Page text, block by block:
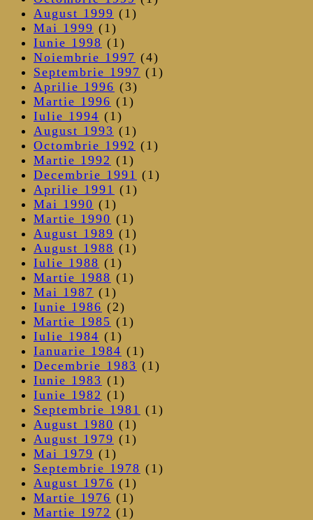
August 1999 (1)
Mai 1999 (1)
Iunie 1998 (1)
Noiembrie 1997 (4)
Septembrie 1997 (1)
Aprilie 1996 (3)
Martie 1996 (1)
Iulie 1994 (1)
August 1993 (1)
Octombrie 1992 (1)
Martie 1992 (1)
Decembrie 1991 (1)
Aprilie 1991 (1)
Mai 1990 (1)
Martie 1990 (1)
August 1989 (1)
August 1988 (1)
Iulie 1988 (1)
Martie 1988 (1)
Mai 1987 (1)
Iunie 1986 (2)
Martie 1985 (1)
Iulie 1984 (1)
Ianuarie 1984 (1)
Decembrie 1983 (1)
Iunie 1983 (1)
Iunie 1982 (1)
Septembrie 1981 (1)
August 1980 (1)
August 1979 (1)
Mai 1979 (1)
Septembrie 1978 (1)
August 1976 (1)
Martie 1976 (1)
Martie 1972 (1)